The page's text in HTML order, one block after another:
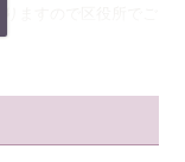
は、10.5ミリがおす
ますので区役所でご
ので当店では風格を
すい印相体をオスス